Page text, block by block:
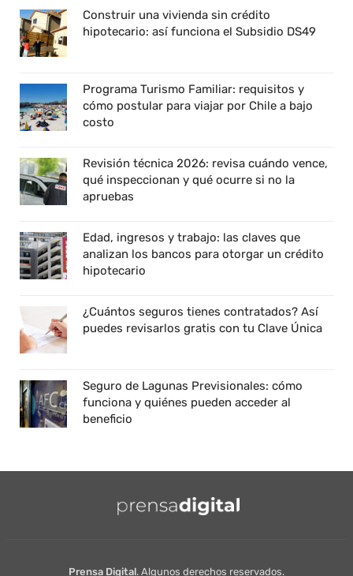
Construir una vivienda sin crédito
hipotecario: así funciona el Subsidio DS49
Programa Turismo Familiar: requisitos y
cómo postular para viajar por Chile a bajo
costo
Revisión técnica 2026: revisa cuándo vence,
qué inspeccionan y qué ocurre si no la
apruebas
Edad, ingresos y trabajo: las claves que
analizan los bancos para otorgar un crédito
hipotecario
¿Cuántos seguros tienes contratados? Así
puedes revisarlos gratis con tu Clave Única
Seguro de Lagunas Previsionales: cómo
funciona y quiénes pueden acceder al
beneficio
Prensa Digital. Algunos derechos reservados.